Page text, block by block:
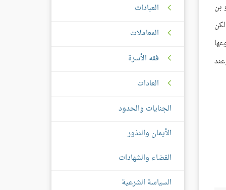
بن
العبادات
المعاملات
فقه الأسرة
العادات
الجنايات والحدود
الأيمان والنذور
القضاء والشهادات
السياسة الشرعية